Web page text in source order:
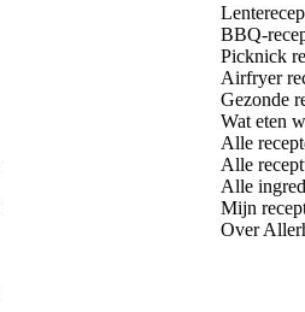
BBQ-
Picknick
Airfryer
Gezonde
Wat eten
Alle
Alle
Alle
Mijn
Over